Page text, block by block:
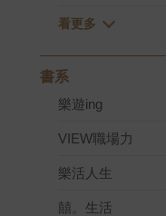
書系
樂遊ing
VIEW職場力
樂活人生
囍。生活